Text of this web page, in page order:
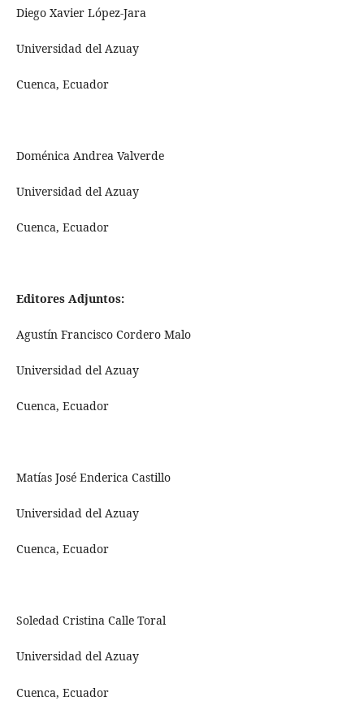
Diego Xavier López-Jara
Universidad del Azuay
Cuenca, Ecuador
Doménica Andrea Valverde
Universidad del Azuay
Cuenca, Ecuador
Editores Adjuntos:
Agustín Francisco Cordero Malo
Universidad del Azuay
Cuenca, Ecuador
Matías José Enderica Castillo
Universidad del Azuay
Cuenca, Ecuador
Soledad Cristina Calle Toral
Universidad del Azuay
Cuenca, Ecuador